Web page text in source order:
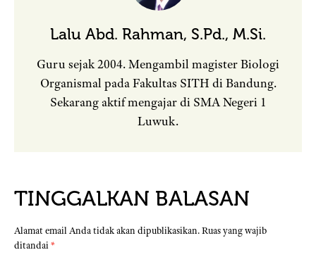
Lalu Abd. Rahman, S.Pd., M.Si.
Guru sejak 2004. Mengambil magister Biologi
Organismal pada Fakultas SITH di Bandung.
Sekarang aktif mengajar di SMA Negeri 1
Luwuk.
TINGGALKAN BALASAN
Alamat email Anda tidak akan dipublikasikan.Ruas yang wajib
ditandai*